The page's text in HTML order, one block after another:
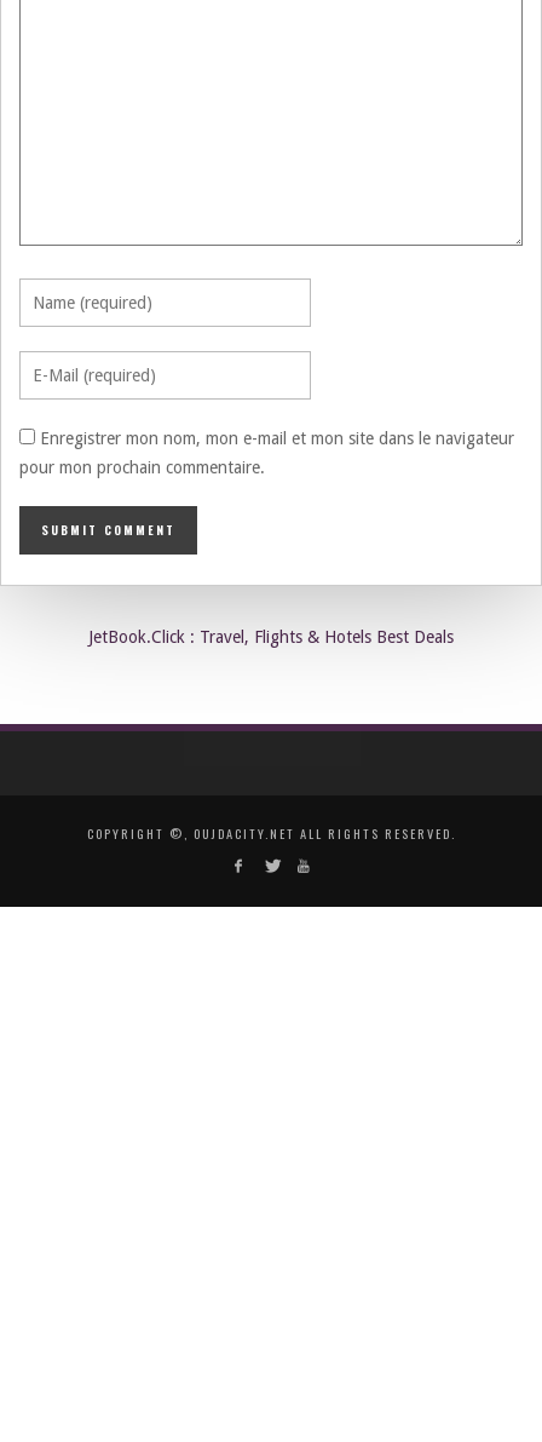
Enregistrer mon nom, mon e-mail et mon site dans le navigateur
pour mon prochain commentaire.
JetBook.Click : Travel, Flights & Hotels Best Deals
COPYRIGHT ©, OUJDACITY.NET ALL RIGHTS RESERVED.